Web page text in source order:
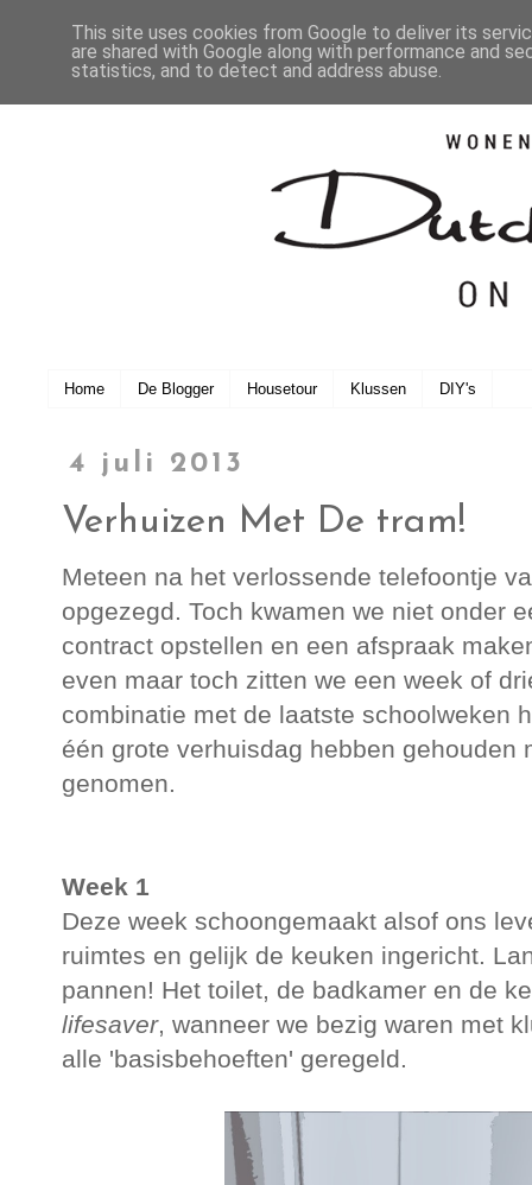
Home De Blogger Housetour Klussen DIY's
4 juli 2013
Verhuizen Met De tram!
Meteen na het verlossende telefoontje
opgezegd. Toch kwamen we niet onder
contract opstellen en een afspraak
even maar toch zitten we een week of
combinatie met de laatste schoolweken
één grote verhuisdag hebben gehouden
genomen.
Week 1
Deze week schoongemaakt alsof ons
ruimtes en gelijk de keuken ingericht.
pannen! Het toilet, de badkamer en de
lifesaver, wanneer we bezig waren met
alle 'basisbehoeften' geregeld.
This site uses cookies from Google to deliver its
are shared with Google along with performance and
statistics, and to detect and address abuse.